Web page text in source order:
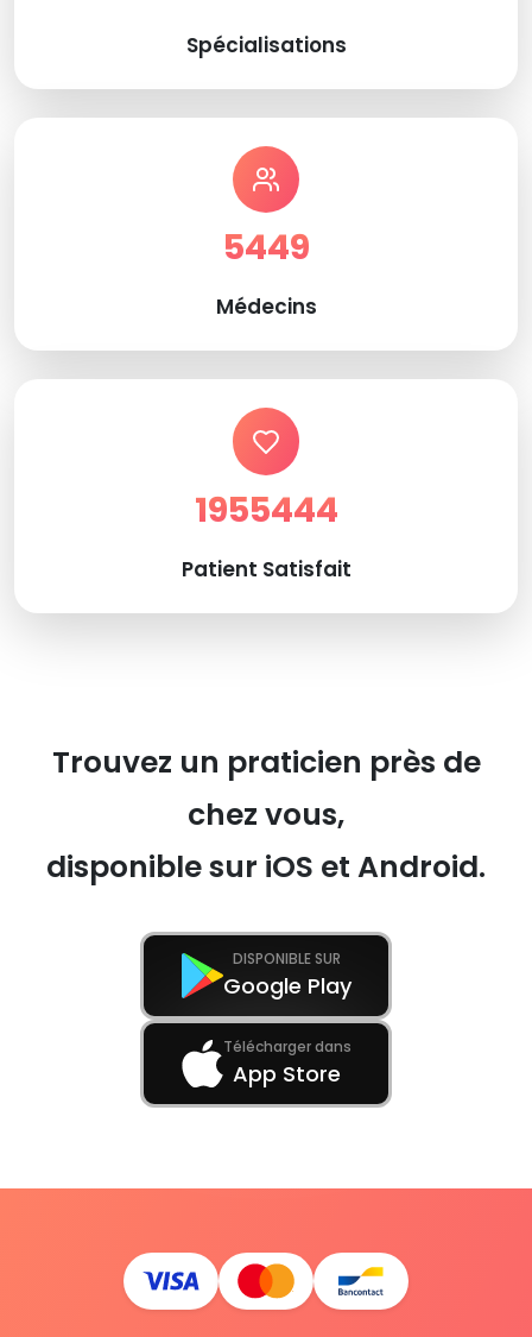
Spécialisations
5449
Médecins
1955444
Patient Satisfait
Trouvez un praticien près de
chez vous,
disponible sur iOS et Android.
DISPONIBLE SUR
Google Play
Télécharger dans
App Store